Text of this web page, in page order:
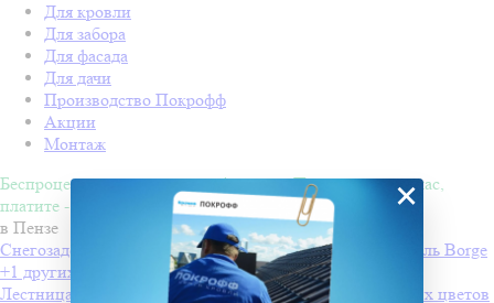
Для кровли
Для забора
Для фасада
Для дачи
Производство Покрофф
Акции
Монтаж
Беспроцентная рассрочка на 4 месяца. Покупайте - сейчас,
платите - потом!
в Пензе
Снегозадержатели Вorge для профнастила Производитель Borge
+1 других цветов
Лестница стеновая 1.8 м Производитель Borge +1 других цветов
×